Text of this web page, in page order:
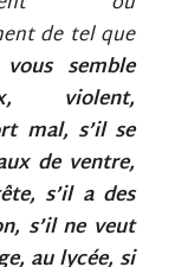
de tel que
vous semble
violent,
mal, s’il se
de ventre,
s’il a des
s’il ne veut